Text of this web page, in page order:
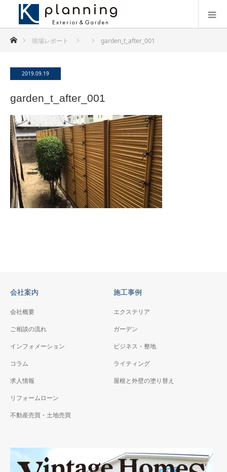
ホーム現場レポート garden_t_after_001
2019.09.19
garden_t_after_001
会社案内
会社概要
ご相談の流れ
インフォメーション
コラム
求人情報
リフォームローン
不動産売買・土地売買
施工事例
エクステリア
ガーデン
ビジネス・整地
ライティング
屋根と外壁の塗り替え